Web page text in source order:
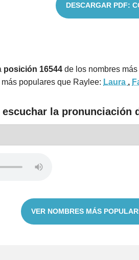
DESCARGAR PDF:
posición 16544 de los nombres
populares que Raylee: Laura ,
la pronunciación
VER NOMBRES MÁS